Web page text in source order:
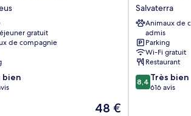
gratuit
de compagnie
bien
Le
48 €
Juiz
De
Fora
Salvaterra
Salvaterra
Animaux de
admis
Parking
Wi-Fi gratuit
Restaurant
8.4
sur
8,4 Très bien
616 avis